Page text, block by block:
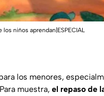
niños aprendan|ESPECIAL
los menores,
muestra, el repaso de